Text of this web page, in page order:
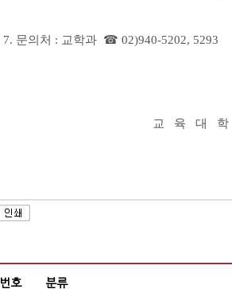
7. 문의처 : 교학과 ☎ 02)940-5202, 5293
교 육 대 학
번호 분류